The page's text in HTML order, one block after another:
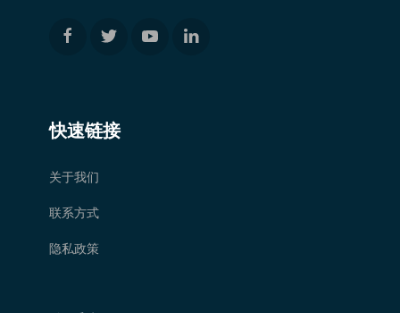
快速链接
关于我们
联系方式
隐私政策